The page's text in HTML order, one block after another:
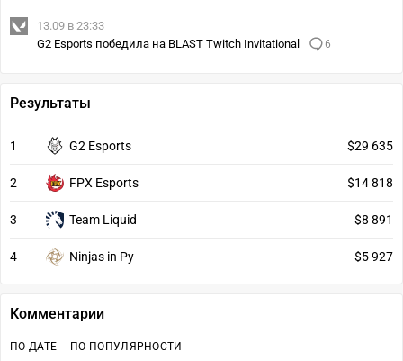
13.09 в 23:33
G2 Esports победила на BLAST Twitch Invitational
6
Результаты
1 G2 Esports $29 635
2 FPX Esports $14 818
3 Team Liquid $8 891
4 Ninjas in Py $5 927
Комментарии
ПО ДАТЕ ПО ПОПУЛЯРНОСТИ